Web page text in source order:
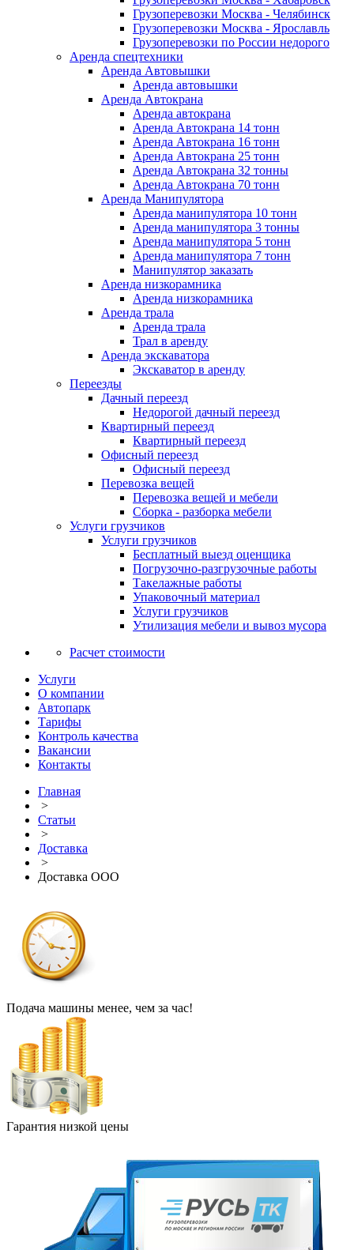
Грузоперевозки Москва - Челябинск
Грузоперевозки Москва - Ярославль
Грузоперевозки по России недорого
Аренда спецтехники
Аренда Автовышки
Аренда автовышки
Аренда Автокрана
Аренда автокрана
Аренда Автокрана 14 тонн
Аренда Автокрана 16 тонн
Аренда Автокрана 25 тонн
Аренда Автокрана 32 тонны
Аренда Автокрана 70 тонн
Аренда Манипулятора
Аренда манипулятора 10 тонн
Аренда манипулятора 3 тонны
Аренда манипулятора 5 тонн
Аренда манипулятора 7 тонн
Манипулятор заказать
Аренда низкорамника
Аренда низкорамника
Аренда трала
Аренда трала
Трал в аренду
Аренда экскаватора
Экскаватор в аренду
Переезды
Дачный переезд
Недорогой дачный переезд
Квартирный переезд
Квартирный переезд
Офисный переезд
Офисный переезд
Перевозка вещей
Перевозка вещей и мебели
Сборка - разборка мебели
Услуги грузчиков
Услуги грузчиков
Бесплатный выезд оценщика
Погрузочно-разгрузочные работы
Такелажные работы
Упаковочный материал
Услуги грузчиков
Утилизация мебели и вывоз мусора
Расчет стоимости
Услуги
О компании
Автопарк
Тарифы
Контроль качества
Вакансии
Контакты
Главная
>
Статьи
>
Доставка
>
Доставка ООО
Подача машины менее, чем за час!
Гарантия низкой цены